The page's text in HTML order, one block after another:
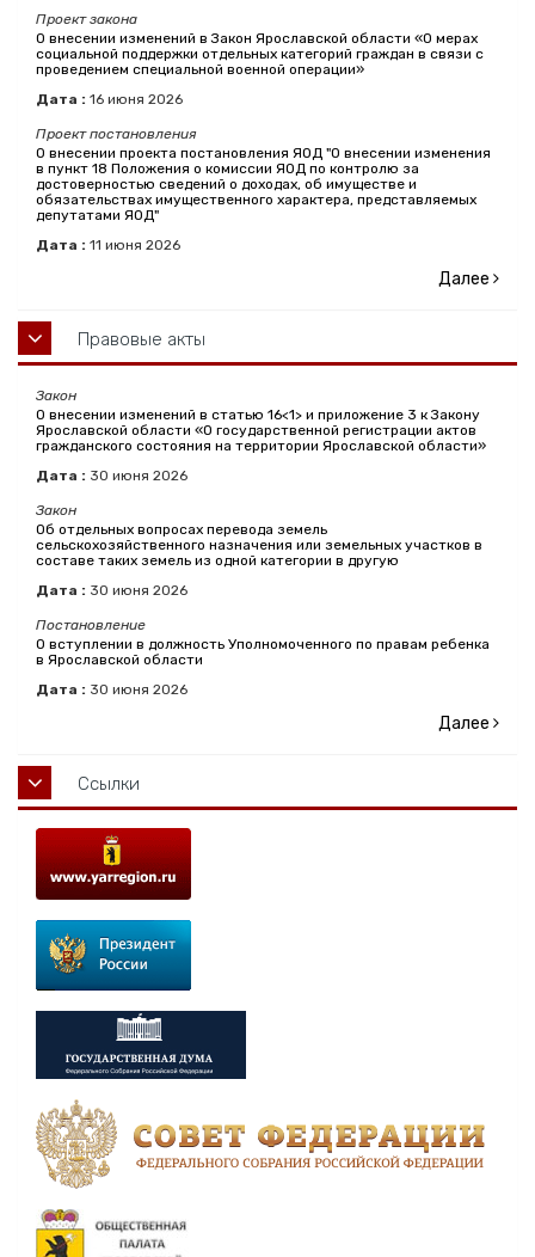
Проект закона
О внесении изменений в Закон Ярославской области «О мерах
социальной поддержки отдельных категорий граждан в связи с
проведением специальной военной операции»
Дата : 16 июня 2026
Проект постановления
О внесении проекта постановления ЯОД "О внесении изменения
в пункт 18 Положения о комиссии ЯОД по контролю за
достоверностью сведений о доходах, об имуществе и
обязательствах имущественного характера, представляемых
депутатами ЯОД"
Дата : 11 июня 2026
Далее
Правовые акты
Закон
О внесении изменений в статью 16<1> и приложение 3 к Закону
Ярославской области «О государственной регистрации актов
гражданского состояния на территории Ярославской области»
Дата : 30 июня 2026
Закон
Об отдельных вопросах перевода земель
сельскохозяйственного назначения или земельных участков в
составе таких земель из одной категории в другую
Дата : 30 июня 2026
Постановление
О вступлении в должность Уполномоченного по правам ребенка
в Ярославской области
Дата : 30 июня 2026
Далее
Ссылки